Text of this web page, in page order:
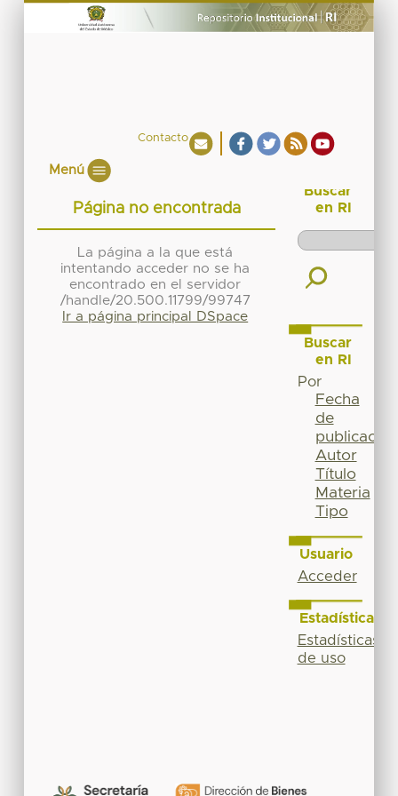
Contacto
Menú
Página no encontrada
La página a la que está
intentando acceder no se ha
encontrado en el servidor
/handle/20.500.11799/99747
Ir a página principal DSpace
Buscar
en RI
Buscar
en RI
Por
Fecha
de
publicación
Autor
Título
Materia
Tipo
Usuario
Acceder
Estadísticas
Estadísticas
de uso